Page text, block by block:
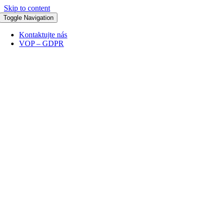
Skip to content
Toggle Navigation
Kontaktujte nás
VOP – GDPR